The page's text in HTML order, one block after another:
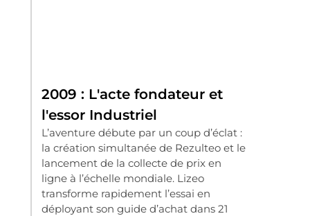
2009 : L'acte fondateur et
l'essor Industriel
L’aventure débute par un coup d’éclat :
la création simultanée de Rezulteo et le
lancement de la collecte de prix en
ligne à l’échelle mondiale. Lizeo
transforme rapidement l’essai en
déployant son guide d’achat dans 21